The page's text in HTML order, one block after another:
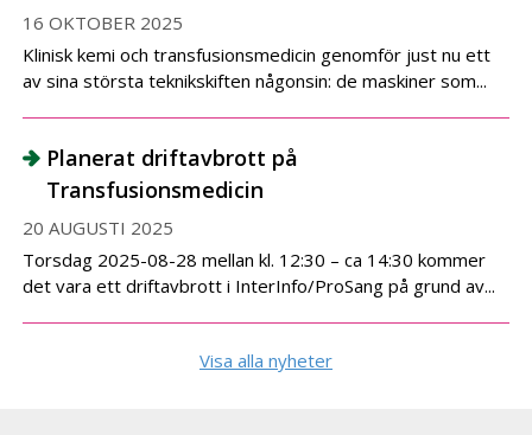
16 OKTOBER 2025
Klinisk kemi och transfusionsmedicin genomför just nu ett
av sina största teknikskiften någonsin: de maskiner som...
Planerat driftavbrott på
Transfusionsmedicin
20 AUGUSTI 2025
Torsdag 2025-08-28 mellan kl. 12:30 – ca 14:30 kommer
det vara ett driftavbrott i InterInfo/ProSang på grund av...
Visa alla nyheter